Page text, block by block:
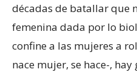
décadas de batallar que
femenina dada por lo
confine a las mujeres a
nace mujer, se hace-,